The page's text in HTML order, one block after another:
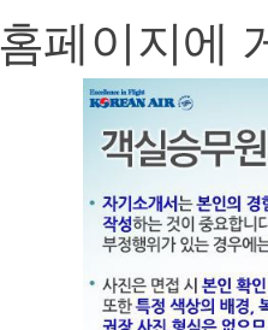
홈페이지에